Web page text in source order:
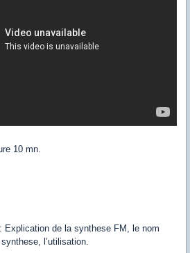
10 mn.
Explication de la synthese FM, le nom
l’utilisation.